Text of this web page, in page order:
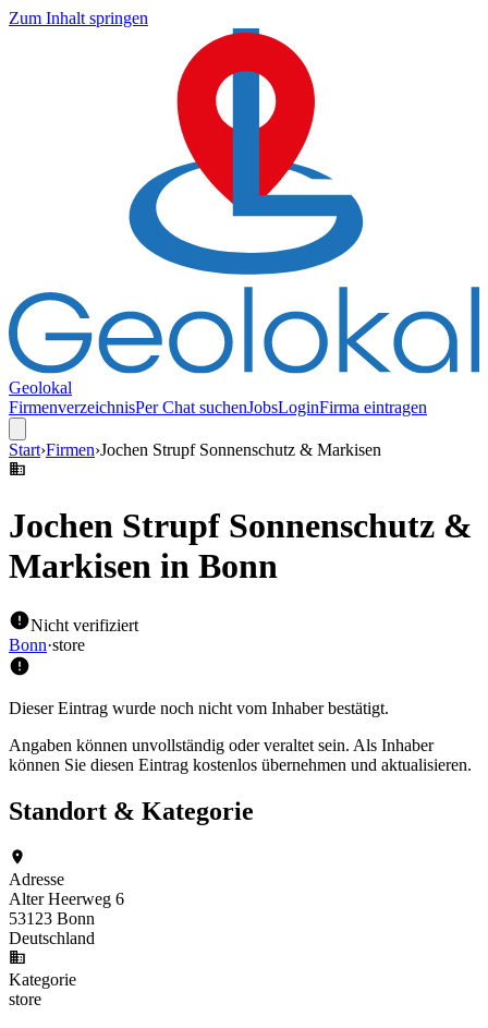
Zum Inhalt springen
Geolokal
FirmenverzeichnisPer Chat suchenJobsLoginFirma eintragen
Start›Firmen›Jochen Strupf Sonnenschutz & Markisen
Jochen Strupf Sonnenschutz &
Markisen in Bonn
Nicht verifiziert
Bonn·store
Dieser Eintrag wurde noch nicht vom Inhaber bestätigt.
Angaben können unvollständig oder veraltet sein. Als Inhaber
können Sie diesen Eintrag kostenlos übernehmen und aktualisieren.
Standort & Kategorie
Adresse
Alter Heerweg 6
53123 Bonn
Deutschland
Kategorie
store